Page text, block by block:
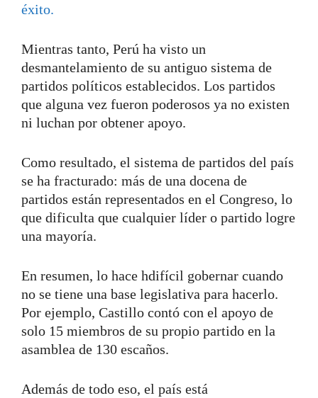
éxito.
Mientras tanto, Perú ha visto un
desmantelamiento de su antiguo sistema de
partidos políticos establecidos. Los partidos
que alguna vez fueron poderosos ya no existen
ni luchan por obtener apoyo.
Como resultado, el sistema de partidos del país
se ha fracturado: más de una docena de
partidos están representados en el Congreso, lo
que dificulta que cualquier líder o partido logre
una mayoría.
En resumen, lo hace hdifícil gobernar cuando
no se tiene una base legislativa para hacerlo.
Por ejemplo, Castillo contó con el apoyo de
solo 15 miembros de su propio partido en la
asamblea de 130 escaños.
Además de todo eso, el país está